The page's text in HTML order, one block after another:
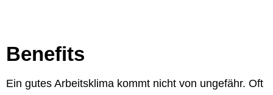
Benefits
Ein gutes Arbeitsklima kommt nicht von ungefähr. Oft